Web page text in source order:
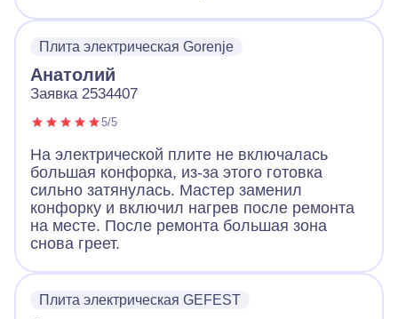
Плита электрическая Gorenje
Анатолий
Заявка 2534407
5/5
На электрической плите не включалась
большая конфорка, из-за этого готовка
сильно затянулась. Мастер заменил
конфорку и включил нагрев после ремонта
на месте. После ремонта большая зона
снова греет.
Плита электрическая GEFEST